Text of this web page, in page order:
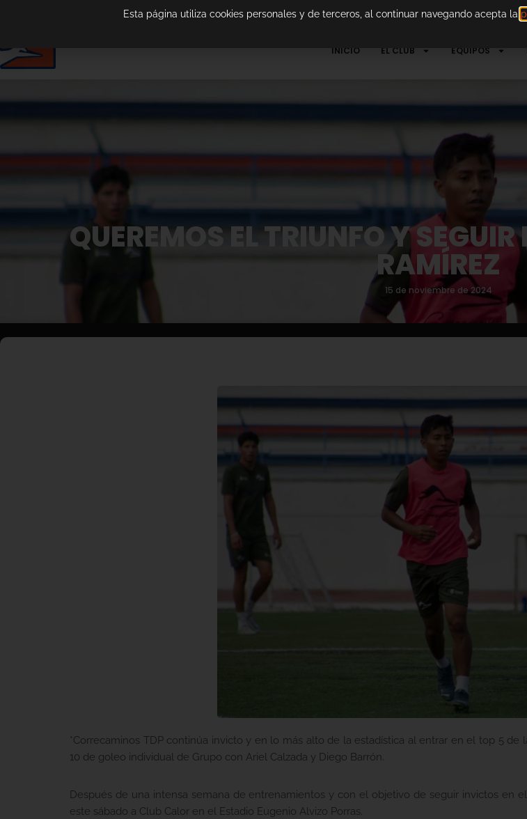
INICIO EL CLUB EQUIPOS
QUEREMOS EL TRIUNFO Y
RAMÍREZ
15 de noviembre de 2024
*Correcaminos TDP continúa invicto y en lo más alto de la estadística al entrar en el top 5
10 de goleo individual de Grupo con Ariel Calzada y Diego Barrón.
Después de una intensa semana de entrenamientos y con el objetivo de seguir invictos en
este sábado a Club Calor en el Estadio Eugenio Alvizo Porras.
Esta página utiliza cookies personales y de terceros, al continuar navegando acepta la